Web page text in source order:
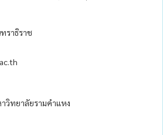
ราธิราช
วิทยาลัยรามคำแหง